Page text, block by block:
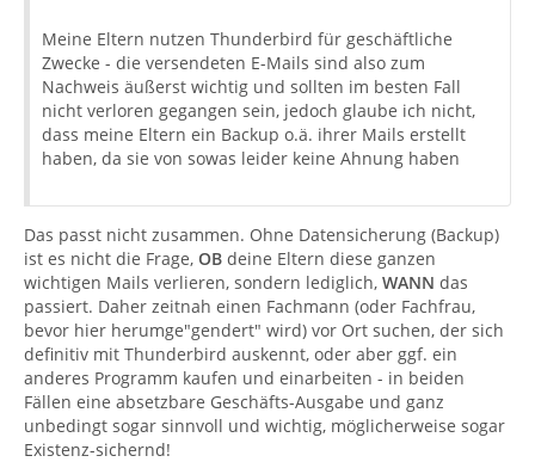
Meine Eltern nutzen Thunderbird für geschäftliche
Zwecke - die versendeten E-Mails sind also zum
Nachweis äußerst wichtig und sollten im besten Fall
nicht verloren gegangen sein, jedoch glaube ich nicht,
dass meine Eltern ein Backup o.ä. ihrer Mails erstellt
haben, da sie von sowas leider keine Ahnung haben
Das passt nicht zusammen. Ohne Datensicherung (Backup)
ist es nicht die Frage, OB deine Eltern diese ganzen
wichtigen Mails verlieren, sondern lediglich, WANN das
passiert. Daher zeitnah einen Fachmann (oder Fachfrau,
bevor hier herumge"gendert" wird) vor Ort suchen, der sich
definitiv mit Thunderbird auskennt, oder aber ggf. ein
anderes Programm kaufen und einarbeiten - in beiden
Fällen eine absetzbare Geschäfts-Ausgabe und ganz
unbedingt sogar sinnvoll und wichtig, möglicherweise sogar
Existenz-sichernd!